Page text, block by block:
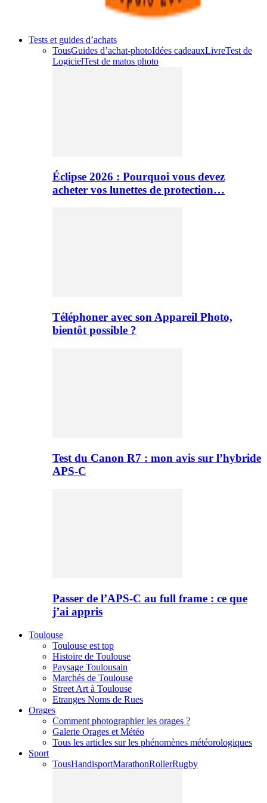
Tests et guides d’achats
TousGuides d’achat-photoIdées cadeauxLivreTest de
LogicielTest de matos photo
Éclipse 2026 : Pourquoi vous devez
acheter vos lunettes de protection…
Téléphoner avec son Appareil Photo,
bientôt possible ?
Test du Canon R7 : mon avis sur l’hybride
APS-C
Passer de l’APS-C au full frame : ce que
j’ai appris
Toulouse
Toulouse est top
Histoire de Toulouse
Paysage Toulousain
Marchés de Toulouse
Street Art à Toulouse
Etranges Noms de Rues
Orages
Comment photographier les orages ?
Galerie Orages et Météo
Tous les articles sur les phénomènes météorologiques
Sport
TousHandisportMarathonRollerRugby